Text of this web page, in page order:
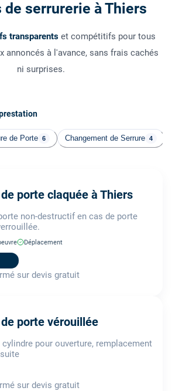
de serrurerie à Thiers
transparents et compétitifs pour tous
annoncés à l'avance, sans frais cachés
ni surprises.
de Porte 6 Changement de Serrure 4
porte claquée à Thiers
non-destructif en cas de porte
Déplacement
sur devis gratuit
porte vérouillée
cylindre pour ouverture, remplacement
sur devis gratuit